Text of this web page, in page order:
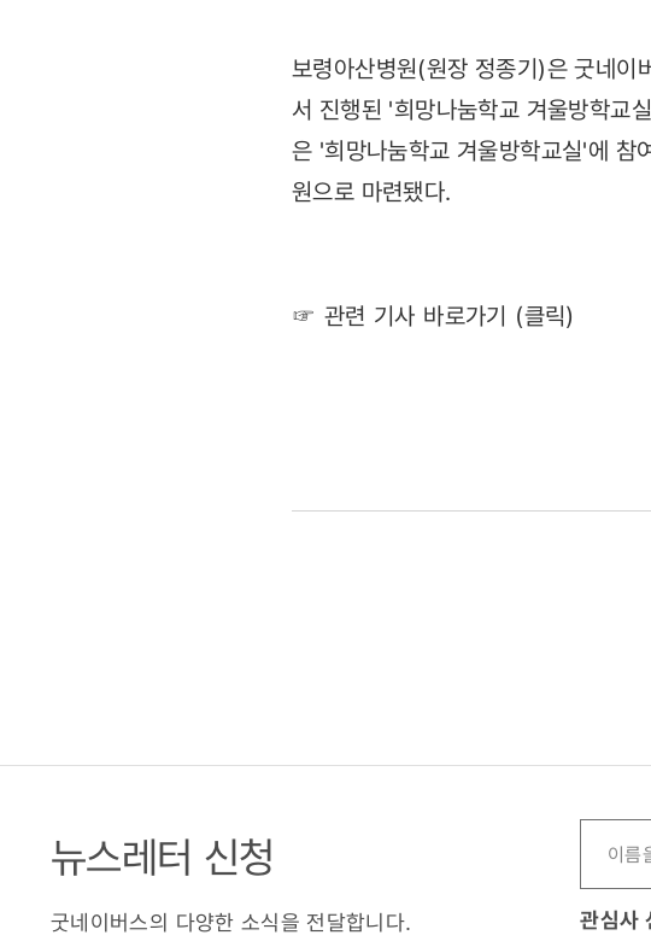
보령아산병원(원장 정종기)은 굿네이
서 진행된 '희망나눔학교 겨울방학교
은 '희망나눔학교 겨울방학교실'에 참
원으로 마련됐다.
☞ 관련 기사 바로가기 (클릭)
뉴스레터 신청
굿네이버스의 다양한 소식을 전달합니다. 관심사